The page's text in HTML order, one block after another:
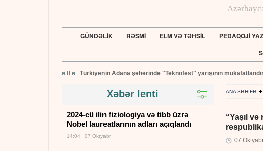
GÜNDƏLİK RƏSMİ ELM VƏ TƏHSİL PEDAQOJİ
Türkiyənin Adana şəhərində "Teknofest" yarışının
ANA SƏHİFƏ
“Yaşıl
07
Xəbər lenti
2024-cü ilin fiziologiya və tibb üzrə
Nobel laureatlarının adları açıqlandı
14:04 07 Oktyabr